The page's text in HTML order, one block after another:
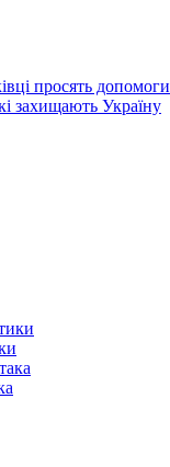
просять допомоги
захищають Україну